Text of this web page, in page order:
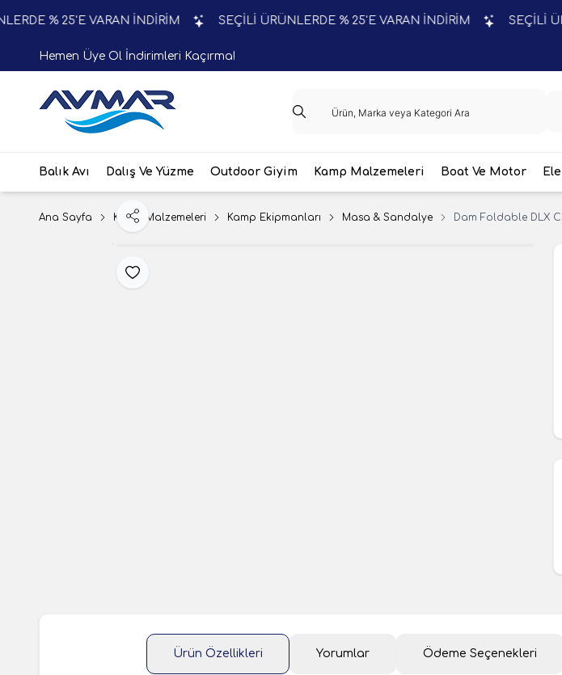
% 25'E VARAN İNDİRİM SEÇİLİ ÜRÜNLERDE % 25'E VARAN İNDİRİM SEÇİLİ
Hemen Üye Ol İndirimleri Kaçırma!
Balık Avı Dalış Ve Yüzme Outdoor Giyim Kamp Malzemeleri Boat Ve Motor
Ana Sayfa Kamp Malzemeleri Kamp Ekipmanları Masa & Sandalye Dam Foldable DLX
Favoriye Ekle
Paylaş
Ürün Özellikleri Yorumlar Ödeme Seçenekleri